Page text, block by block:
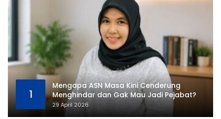
1
Mengapa ASN Masa Kini Cenderung
Menghindar dan Gak Mau Jadi Pejabat?
29 April 2026